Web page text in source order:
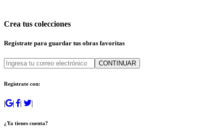
Crea tus colecciones
Regístrate para guardar tus obras favoritas
CONTINUAR
Regístrate con:
| | | |
¿Ya tienes cuenta?